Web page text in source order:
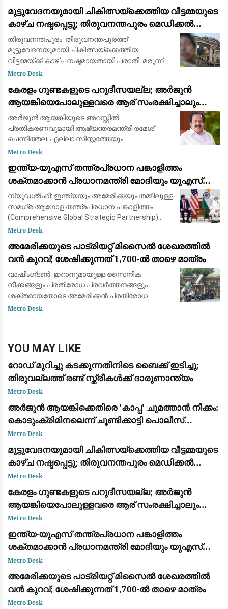
മുട്ടുവേദനയുമായി ചികിത്സയ്ക്കെത്തിയ വീട്ടമ്മയുടെ
കാഴ്ച നഷ്ടപ്പെട്ടു; തിരുവനന്തപുരം മെഡിക്കൽ
കോളെജ് ഡോക്റ്റർക്കെതിരേ പരാതി
തിരുവനന്തപുരം: തിരുവനന്തപുരത്ത്
മുട്ടുവേദനയുമായി ചികിത്സയ്ക്കെത്തിയ
വീട്ടമ്മയ്ക്ക് കാഴ്ച നഷ്ടമായതായി പരാതി. മരുന്ന്
മാറി നൽകിയെന്നാരോപിച്ച് തിരുവനന്തപുരം
ആന്‍റണിക്ക
Metro Desk
കേരളം ഗുണ്ടകളുടെ പറുദീസയല്ല; അർജുൻ
ആയങ്കിയെപോലുള്ളവരെ ആര് സംരക്ഷിച്ചാലും
കാര്യമില്ല: രമേശ് ചെന്നിത്തല
അർജുൻ ആയങ്കിയുടെ അറസ്റ്റിൽ
പ്രതികരണവുമായി ആഭ്യന്തരമന്ത്രി രമേശ്
ചെന്നിത്തല. എല്ലാ സിസ്റ്റത്തേയും
വെല്ലുവിളിക്കുന്ന ഗുണ്ടയ്ക്ക് ഇതാണ് അനുഭവം.
സ്വൈര്യജീവിതം അപകടത്തിലാക്കുന
Metro Desk
ഇന്ത്യ-യുഎസ് തന്ത്രപ്രധാന പങ്കാളിത്തം
ശക്തമാക്കാൻ പ്രധാനമന്ത്രി മോദിയും യുഎസ്
വൈസ് പ്രസിഡന്റ് ജെ.ഡി. വാൻസും ചർച്ച നടത്തി
ന്യൂഡൽഹി: ഇന്ത്യയും അമേരിക്കയും തമ്മിലുള്ള
സമഗ്ര ആഗോള തന്ത്രപ്രധാന പങ്കാളിത്തം
(Comprehensive Global Strategic Partnership)
കൂടുതൽ ശക്തമാക്കുന്നതിനായി പ്രധാനമന്ത്രി
Metro Desk
അമേരിക്കയുടെ പാട്രിയറ്റ് മിസൈൽ ശേഖരത്തിൽ
വൻ കുറവ്; ശേഷിക്കുന്നത് 1,700-ൽ താഴെ മാത്രം
വാഷിംഗ്ടൺ: ഇറാനുമായുള്ള സൈനിക
നീക്കങ്ങളും പ്രതിരോധ പ്രവർത്തനങ്ങളും
ശക്തമായതോടെ അമേരിക്കൻ പ്രതിരോധ
സേനയുടെ പക്കലുള്ള പാട്രിയറ്റ്
Metro Desk
YOU MAY LIKE
റോഡ് മുറിച്ചു കടക്കുന്നതിനിടെ ബൈക്ക് ഇടിച്ചു;
തിരുവല്ലത്ത് രണ്ട് സ്ത്രീകള്‍ക്ക് ദാരുണാന്ത്യം
Metro Desk
അർജുൻ ആയങ്കിക്കെതിരെ 'കാപ്പ' ചുമത്താൻ നീക്കം:
കൊടുംക്രിമിനലെന്ന് ചൂണ്ടിക്കാട്ടി പൊലീസ്
റിപ്പോർട്ട് നൽകും
Metro Desk
മുട്ടുവേദനയുമായി ചികിത്സയ്ക്കെത്തിയ വീട്ടമ്മയുടെ
കാഴ്ച നഷ്ടപ്പെട്ടു; തിരുവനന്തപുരം മെഡിക്കൽ
കോളെജ് ഡോക്റ്റർക്കെതിരേ പരാതി
Metro Desk
കേരളം ഗുണ്ടകളുടെ പറുദീസയല്ല; അർജുൻ
ആയങ്കിയെപോലുള്ളവരെ ആര് സംരക്ഷിച്ചാലും
കാര്യമില്ല: രമേശ് ചെന്നിത്തല
Metro Desk
ഇന്ത്യ-യുഎസ് തന്ത്രപ്രധാന പങ്കാളിത്തം
ശക്തമാക്കാൻ പ്രധാനമന്ത്രി മോദിയും യുഎസ്
വൈസ് പ്രസിഡന്റ് ജെ.ഡി. വാൻസും ചർച്ച നടത്തി
Metro Desk
അമേരിക്കയുടെ പാട്രിയറ്റ് മിസൈൽ ശേഖരത്തിൽ
വൻ കുറവ്; ശേഷിക്കുന്നത് 1,700-ൽ താഴെ മാത്രം
Metro Desk